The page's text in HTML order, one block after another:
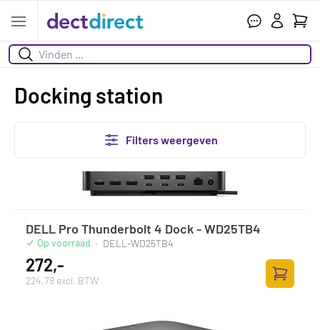
Open menu
Zoeken
Docking station
Filters weergeven
DELL Pro Thunderbolt 4 Dock - WD25TB4
Op voorraad · DELL-WD25TB4
272,-
224,79 excl. BTW